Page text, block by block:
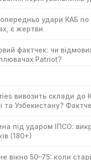
удари КАБ по
є жертви
фактчек: чи
Patriot?
вивозить склади до
та Узбекистану?
під ударом ІПСО:
(180+)
вікно 50–75: коли